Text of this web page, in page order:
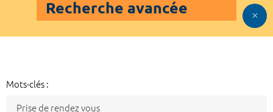
Recherche avancée
Mots-clés :